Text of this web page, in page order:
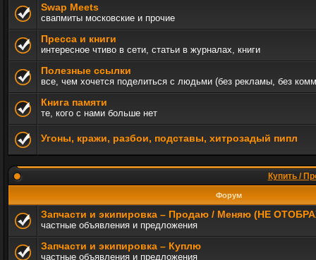
Swap Meets
свапмиты московские и прочие
Пресса и книги
интересное чтиво в сети, статьи в журналах, книги
Полезные ссылки
все, чем хочется поделиться с людьми (без рекламы, без
Книга памяти
те, кого с нами больше нет
Угоны, кражи, разбои, подставы, хитрозадый пипл
Купить /
Форум
Запчасти и экипировка – Продаю / Меняю (НЕ
частные объявления и предложения
Запчасти и экипировка – Куплю
частные объявления и предложения